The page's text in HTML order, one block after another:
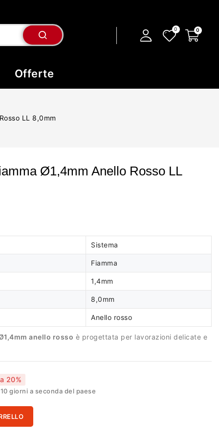
Offerte
LL 8,0mm
Ø1,4mm Anello Rosso LL
Sistema
Fiamma
1,4mm
8,0mm
Anello rosso
anello rosso è progettata per lavorazioni delicate e
20%
giorni a seconda del paese